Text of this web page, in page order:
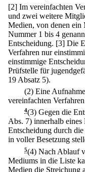
[2] Im vereinfachten
und zwei weitere
Medien, von denen ein
Nummer 1 bis 4
Entscheidung. [3] Die
Verfahren nur
einstimmige
Prüfstelle für
19 Absatz 5).
(2) Eine
vereinfachten
4(3) Gegen die
Abs. 7) innerhalb
Entscheidung durch
in voller Besetzung
5(4) Nach Ablauf
Mediums in die Liste
Medien die Streichung